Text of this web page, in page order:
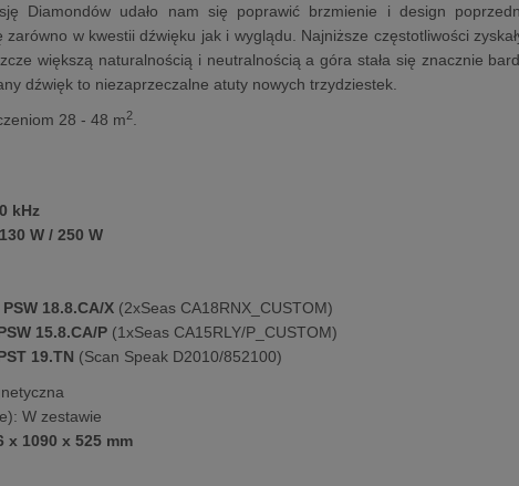
Diamondów udało nam się poprawić brzmienie i design
w kwestii dźwięku jak i wyglądu. Najniższe częstotliwości
większą naturalnością i neutralnością a góra stała się znacznie
dźwięk to niezaprzeczalne atuty nowych trzydziestek.
28 - 48 m2
kHz
130 W / 250 W
18.8.CA/X (2xSeas CA18RNX_CUSTOM)
15.8.CA/P (1xSeas CA15RLY/P_CUSTOM)
19.TN (Scan Speak D2010/852100)
W zestawie
x 1090 x 525 mm